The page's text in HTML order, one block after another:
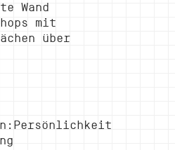
Wand
mit
über